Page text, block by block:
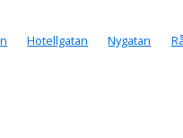
Hotellgatan Nygatan